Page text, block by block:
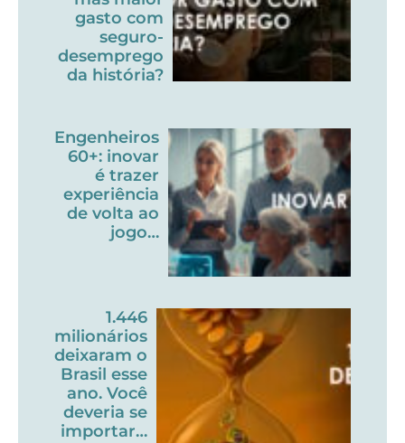
gasto com
seguro-
desemprego
da história?
Engenheiros
60+: inovar
é trazer
experiência
de volta ao
jogo…
1.446
milionários
deixaram o
Brasil esse
ano. Você
deveria se
importar…